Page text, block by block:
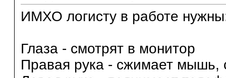
ИМХО логисту в работе
Глаза - смотрят в монитор
Правая рука - сжимает мышь,